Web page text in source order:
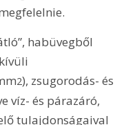
habüvegből
2), zsugorodás- és
víz- és párazáró,
tulajdonságaival